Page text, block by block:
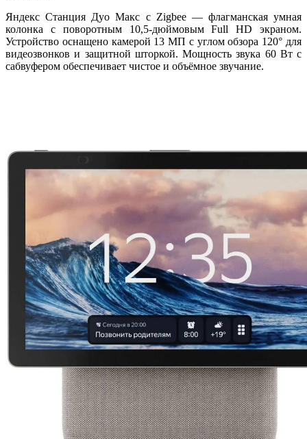
Яндекс Станция Дуо Макс с Zigbee — флагманская умная
колонка с поворотным 10,5-дюймовым Full HD экраном.
Устройство оснащено камерой 13 МП с углом обзора 120° для
видеозвонков и защитной шторкой. Мощность звука 60 Вт с
сабвуфером обеспечивает чистое и объёмное звучание.